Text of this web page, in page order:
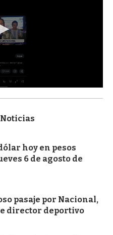
hoy en pesos
6 de agosto de
pasaje por Nacional,
director deportivo